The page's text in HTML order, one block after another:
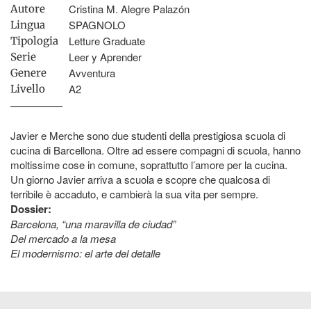
Autore Cristina M. Alegre Palazón
Lingua SPAGNOLO
Tipologia Letture Graduate
Serie Leer y Aprender
Genere Avventura
Livello A2
Javier e Merche sono due studenti della prestigiosa scuola di
cucina di Barcellona. Oltre ad essere compagni di scuola, hanno
moltissime cose in comune, soprattutto l’amore per la cucina.
Un giorno Javier arriva a scuola e scopre che qualcosa di
terribile è accaduto, e cambierà la sua vita per sempre.
Dossier:
Barcelona, “una maravilla de ciudad”
Del mercado a la mesa
El modernismo: el arte del detalle